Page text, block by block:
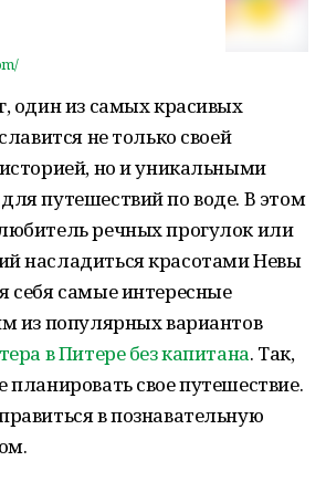
один из самых красивых
не только своей
но и уникальными
путешествий по воде. В этом
речных прогулок или
насладиться красотами Невы
себя самые интересные
из популярных вариантов
в Питере без капитана. Так,
свое путешествие.
в познавательную